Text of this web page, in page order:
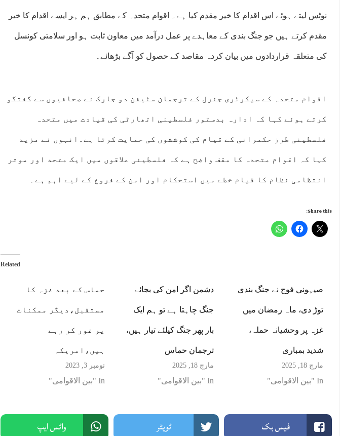
نوٹس لیتے ہوئے اس اقدام کا خیر مقدم کیا ہے۔ اقوام متحدہ کے مطابق ہم ہر ایسے اقدام کا خیر
مقدم کرتے ہیں جو جنگ بندی کے معاہدے پر عمل درآمد میں معاون ثابت ہو اور سلامتی کونسل
کی متعلقہ قراردادوں میں بیان کردہ مقاصد کے حصول کو آگے بڑھائے۔
اقوام متحدہ کے سیکرٹری جنرل کے ترجمان سٹیفن دو جارک نے صحافیوں سے گفتگو
کرتے ہوئے کہا کہ ادارہ بدستور فلسطینی اتھارٹی کی قیادت میں متحدہ
فلسطینی طرز حکمرانی کے قیام کی کوششوں کی حمایت کرتا ہے۔انہوں نے مزید
کہا کہ اقوام متحدہ کا مقف واضح ہے کہ فلسطینی علاقوں میں ایک متحد اور موثر
انتظامی نظام کا قیام خطے میں استحکام اور امن کے فروغ کے لیے اہم ہے۔
Share this:
Related
حماس کے بعد غزہ کا
مستقبل،دیگر ممکنات
پر غور کر رہے
ہیں،امریکہ
نومبر 3, 2023
In "بین الاقوامی"
دشمن اگر امن کی بجائے
جنگ چاہتا ہے تو ہم ایک
بار پھر جنگ کیلئے تیار ہیں،
ترجمان حماس
مارچ 18, 2025
In "بین الاقوامی"
صیہونی فوج نے جنگ بندی
توڑ دی، ماہ رمضان میں
غزہ پر وحشیانہ حملہ،
شدید بمباری
مارچ 18, 2025
In "بین الاقوامی"
فیس بک ٹویٹر واٹس ایپ